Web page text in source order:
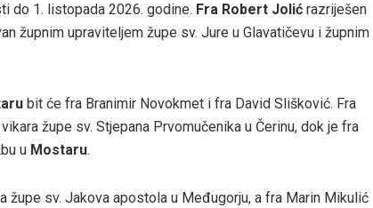
do 1. listopada 2026. godine. Fra Robert Jolić razriješen
župnim upraviteljem župe sv. Jure u Glavatičevu i župnim
bit će fra Branimir Novokmet i fra David Slišković. Fra
župe sv. Stjepana Prvomučenika u Čerinu, dok je fra
u Mostaru.
župe sv. Jakova apostola u Međugorju, a fra Marin Mikulić